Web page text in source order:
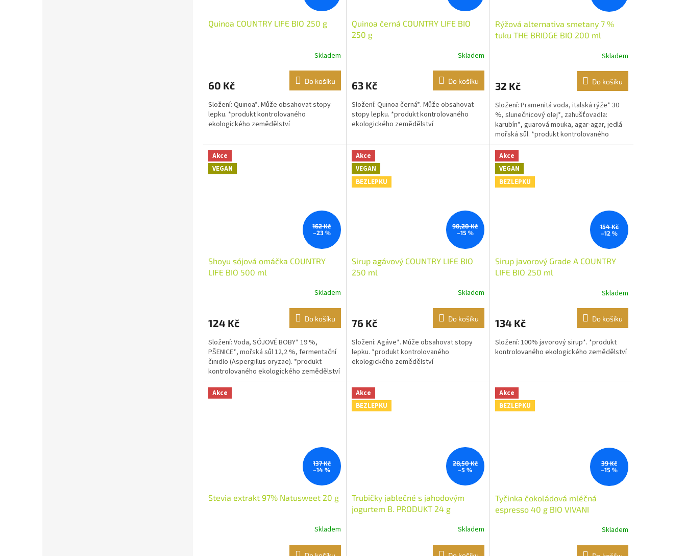
Quinoa COUNTRY LIFE BIO 250 g
Skladem
60 Kč Do košíku
Složení: Quinoa*. Může obsahovat stopy
lepku. *produkt kontrolovaného
ekologického zemědělství
Quinoa černá COUNTRY LIFE BIO
250 g
Skladem
63 Kč Do košíku
Složení: Quinoa černá*. Může obsahovat
stopy lepku. *produkt kontrolovaného
ekologického zemědělství
Rýžová alternativa smetany 7 %
tuku THE BRIDGE BIO 200 ml
Skladem
32 Kč Do košíku
Složení: Pramenitá voda, italská rýže* 30
%, slunečnicový olej*, zahušťovadla:
karubín*, guarová mouka, agar-agar, jedlá
mořská sůl. *produkt kontrolovaného
ekologického...
Akce
VEGAN
162 Kč
–23 %
Shoyu sójová omáčka COUNTRY
LIFE BIO 500 ml
Skladem
124 Kč Do košíku
Složení: Voda, SÓJOVÉ BOBY* 19 %,
PŠENICE*, mořská sůl 12,2 %, fermentační
činidlo (Aspergillus oryzae). *produkt
kontrolovaného ekologického zemědělství
Akce
VEGAN
BEZLEPKU
90,20 Kč
–15 %
Sirup agávový COUNTRY LIFE BIO
250 ml
Skladem
76 Kč Do košíku
Složení: Agáve*. Může obsahovat stopy
lepku. *produkt kontrolovaného
ekologického zemědělství
Akce
VEGAN
BEZLEPKU
154 Kč
–12 %
Sirup javorový Grade A COUNTRY
LIFE BIO 250 ml
Skladem
134 Kč Do košíku
Složení: 100% javorový sirup*. *produkt
kontrolovaného ekologického zemědělství
Akce
137 Kč
–14 %
Stevia extrakt 97% Natusweet 20 g
Skladem
Akce
BEZLEPKU
28,50 Kč
–5 %
Trubičky jablečné s jahodovým
jogurtem B. PRODUKT 24 g
Skladem
Akce
BEZLEPKU
39 Kč
–15 %
Tyčinka čokoládová mléčná
espresso 40 g BIO VIVANI
Skladem